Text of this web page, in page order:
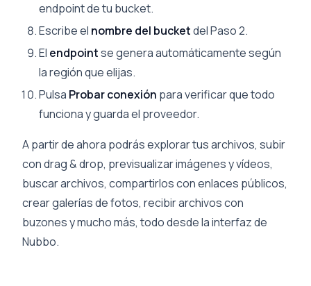
endpoint de tu bucket.
Escribe el nombre del bucketdel Paso 2.
El endpointse genera automáticamente según
la región que elijas.
Pulsa Probar conexión para verificar que todo
funciona y guarda el proveedor.
A partir de ahora podrás explorar tus archivos, subir
con drag & drop, previsualizar imágenes y vídeos,
buscar archivos, compartirlos con enlaces públicos,
crear galerías de fotos, recibir archivos con
buzones y mucho más, todo desde la interfaz de
Nubbo.